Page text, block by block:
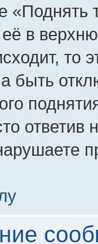
«Поднять
в
то
быть
ответив